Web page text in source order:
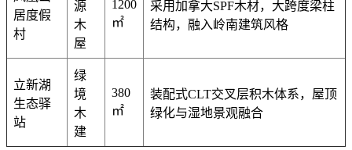
居度假
村
源
木
屋
1200
㎡
采用加拿大SPF木材，大跨度梁柱
结构，融入岭南建筑风格
立新湖
生态驿
站
绿
境
木
建
380
㎡
装配式CLT交叉层积木体系，屋顶
绿化与湿地景观融合